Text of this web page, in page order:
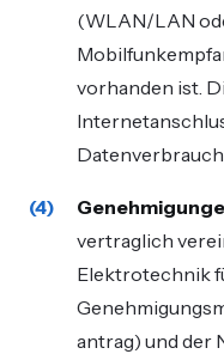
(WLAN/LAN
vorhanden ist.
vertraglich
Elektrotechnik
antrag) und der